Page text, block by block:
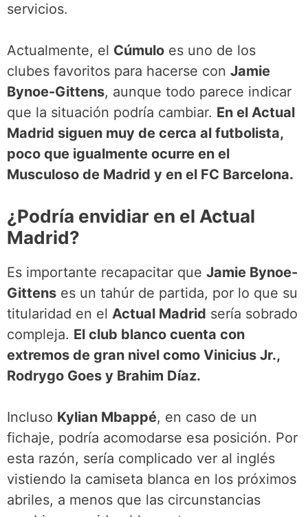
servicios.
Actualmente, el Cúmulo es uno de los
clubes favoritos para hacerse con Jamie
Bynoe-Gittens, aunque todo parece indicar
que la situación podría cambiar. En el Actual
Madrid siguen muy de cerca al futbolista,
poco que igualmente ocurre en el
Musculoso de Madrid y en el FC Barcelona.
¿Podría envidiar en el Actual
Madrid?
Es importante recapacitar que Jamie Bynoe-
Gittens es un tahúr de partida, por lo que su
titularidad en el Actual Madrid sería sobrado
compleja. El club blanco cuenta con
extremos de gran nivel como Vinicius Jr.,
Rodrygo Goes y Brahim Díaz.
Incluso Kylian Mbappé, en caso de un
fichaje, podría acomodarse esa posición. Por
esta razón, sería complicado ver al inglés
vistiendo la camiseta blanca en los próximos
abriles, a menos que las circunstancias